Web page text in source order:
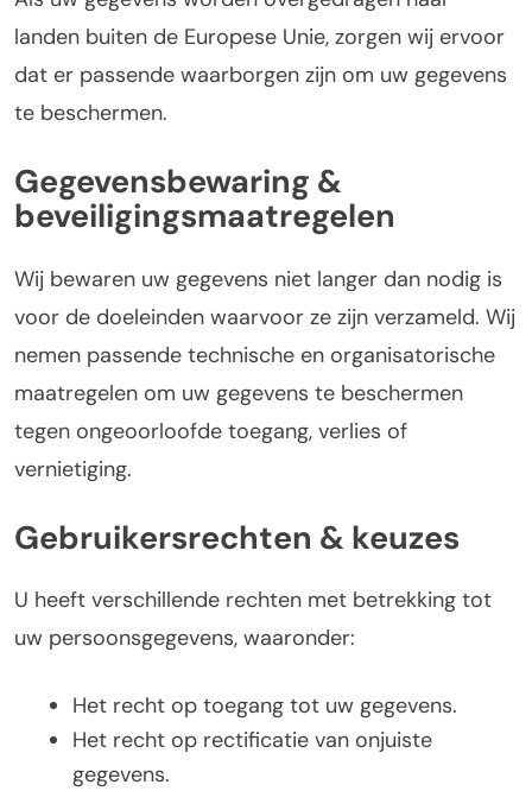
landen buiten de Europese Unie, zorgen wij ervoor
dat er passende waarborgen zijn om uw gegevens
te beschermen.
Gegevensbewaring &
beveiligingsmaatregelen
Wij bewaren uw gegevens niet langer dan nodig is
voor de doeleinden waarvoor ze zijn verzameld. Wij
nemen passende technische en organisatorische
maatregelen om uw gegevens te beschermen
tegen ongeoorloofde toegang, verlies of
vernietiging.
Gebruikersrechten & keuzes
U heeft verschillende rechten met betrekking tot
uw persoonsgegevens, waaronder:
Het recht op toegang tot uw gegevens.
Het recht op rectificatie van onjuiste
gegevens.